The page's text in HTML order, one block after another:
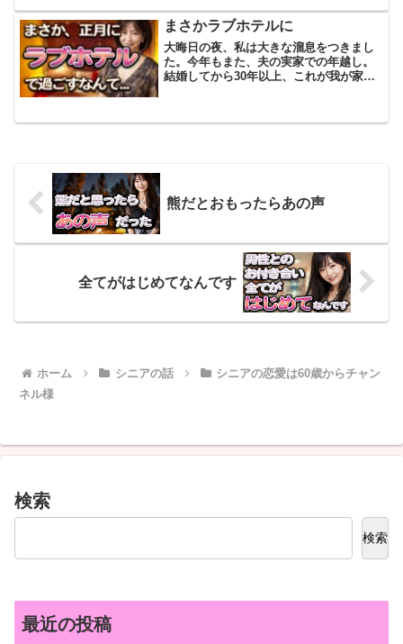
ち帰り、私に当たることが多くなってい
ます。毎日の会話は、...
まさかラブホテルに
大晦日の夜、私は大きな溜息をつきまし
た。今年もまた、夫の実家での年越し。
結婚してから30年以上、これが我が家の
熊だとおもったらあの声
全てがはじめてなんです
ホーム シニアの話
シニアの恋愛は60歳からチャン
ネル様
検索
検索
最近の投稿